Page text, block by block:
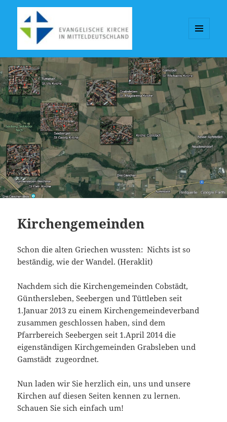
KGV-Seebergen
WIDGETS
Kirchengemeinden
Schon die alten Griechen wussten: Nichts ist so
beständig, wie der Wandel. (Heraklit)
Nachdem sich die Kirchengemeinden Cobstädt,
Günthersleben, Seebergen und Tüttleben seit
1.Januar 2013 zu einem Kirchengemeindeverband
zusammen geschlossen haben, sind dem
Pfarrbereich Seebergen seit 1.April 2014 die
eigenständigen Kirchgemeinden Grabsleben und
Gamstädt zugeordnet.
Nun laden wir Sie herzlich ein, uns und unsere
Kirchen auf diesen Seiten kennen zu lernen.
Schauen Sie sich einfach um!